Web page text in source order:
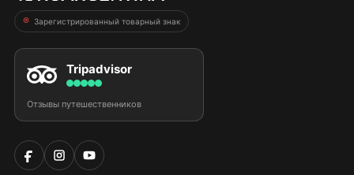
Зарегистрированный товарный знак
Tripadvisor
Отзывы путешественников